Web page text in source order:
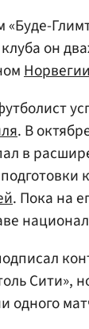
он
. В
в
. Пока на
Сити»,
одного